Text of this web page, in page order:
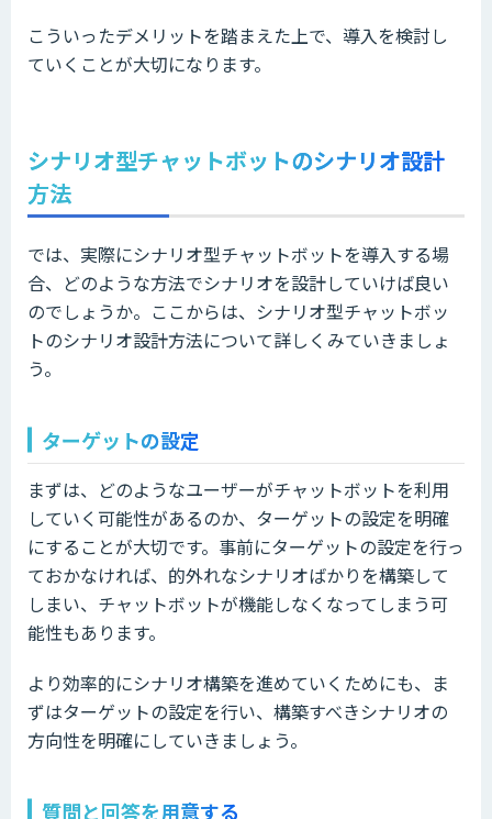
こういったデメリットを踏まえた上で、導入を検討し
ていくことが大切になります。
シナリオ型チャットボットのシナリオ設計
方法
では、実際にシナリオ型チャットボットを導入する場
合、どのような方法でシナリオを設計していけば良い
のでしょうか。ここからは、シナリオ型チャットボッ
トのシナリオ設計方法について詳しくみていきましょ
う。
ターゲットの設定
まずは、どのようなユーザーがチャットボットを利用
していく可能性があるのか、ターゲットの設定を明確
にすることが大切です。事前にターゲットの設定を行っ
ておかなければ、的外れなシナリオばかりを構築して
しまい、チャットボットが機能しなくなってしまう可
能性もあります。
より効率的にシナリオ構築を進めていくためにも、ま
ずはターゲットの設定を行い、構築すべきシナリオの
方向性を明確にしていきましょう。
質問と回答を用意する